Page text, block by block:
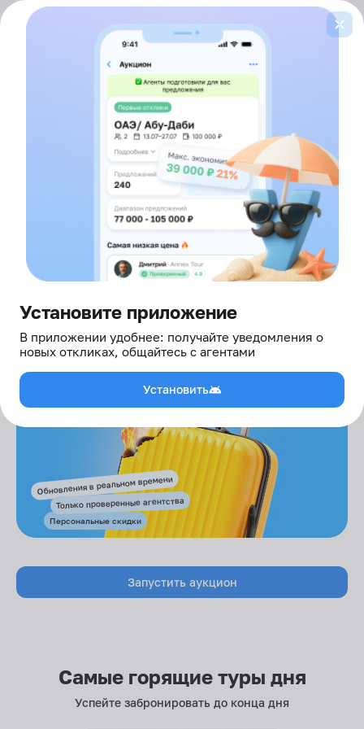
здесь борются за ваш отдых
Горящие турыОАЭ5 звезды
горящих туров
В ОАЭ, ОТЕЛИ 5 ЗВЁЗД
Это не просто туры — это живые офферы
от агентов, которые прямо сейчас в онлайне и готовы
сделать скидку
Запустить аукцион
Обновления в реальном времени
Только проверенные агентства
Персональные скидки
Самые горящие туры дня
Успейте забронировать до конца дня
Установите приложение
В приложении удобнее: получайте уведомления о
новых откликах, общайтесь с агентами
Установить